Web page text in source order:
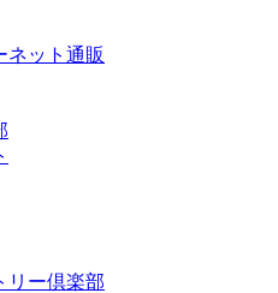
ネット通販
リー倶楽部